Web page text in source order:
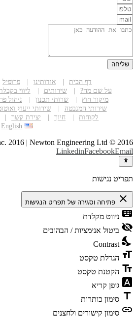
אודותינו פרופיל
המוטו
שם מה?
שירותים
ליווי בקבלת סיוע
שרותי תכנון ניהול פרויקטים
שירותי המנבטה
שירותי ייעוץ ואוטומציה
חיוך יצירת קשר בלוג
English
Inc. 2016 | Newton Engineering
Linkedin
וסגירה של תפריט הנגישות
מקלדת
אנימציות / הבהובים
טקסט
טקסט
קריא
כותרות
קישורים ולחצנים